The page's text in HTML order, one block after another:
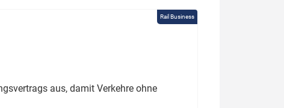
Rail Business
aus, damit Verkehre ohne